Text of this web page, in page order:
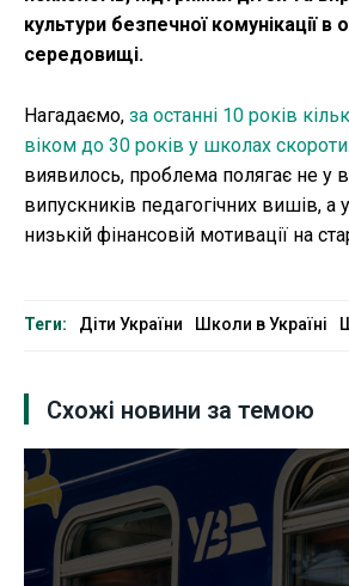
культури безпечної комунікації в
середовищі.
Нагадаємо, за останні 10 років
віком до 30 років у школах
виявилось, проблема полягає не у
випускників педагогічних вишів, а
низькій фінансовій мотивації на
Теги: Діти України Школи в Україні
Схожі новини за темою